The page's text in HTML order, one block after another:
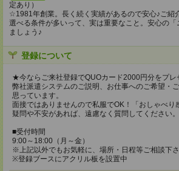
定あり）
☆1981年創業。長く続く実績があるので安心♪ご紹
選べる条件が多いって、実は重要なこと。安心の「
ましょう♪
登録について
★今ならご来社登録でQUOカード2000円分をプ
弊社派遣システムのご説明、お仕事へのご希望・
思っています。
面接ではありませんので私服でOK！「おしゃべり
疑問や不安があれば、遠慮なく質問してください。
■受付時間
9:00～18:00（月～金）
※上記以外でもお気軽に、場所・日程等ご相談下さ
※登録ブースにアクリル板を設置中